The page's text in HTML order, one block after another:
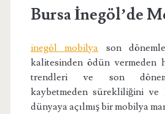
Bursa İnegöl’de
inegöl mobilya son
kalitesinden ödün vermeden
trendleri ve son
kaybetmeden sürekliliğini
dünyaya açılmış bir mobilya